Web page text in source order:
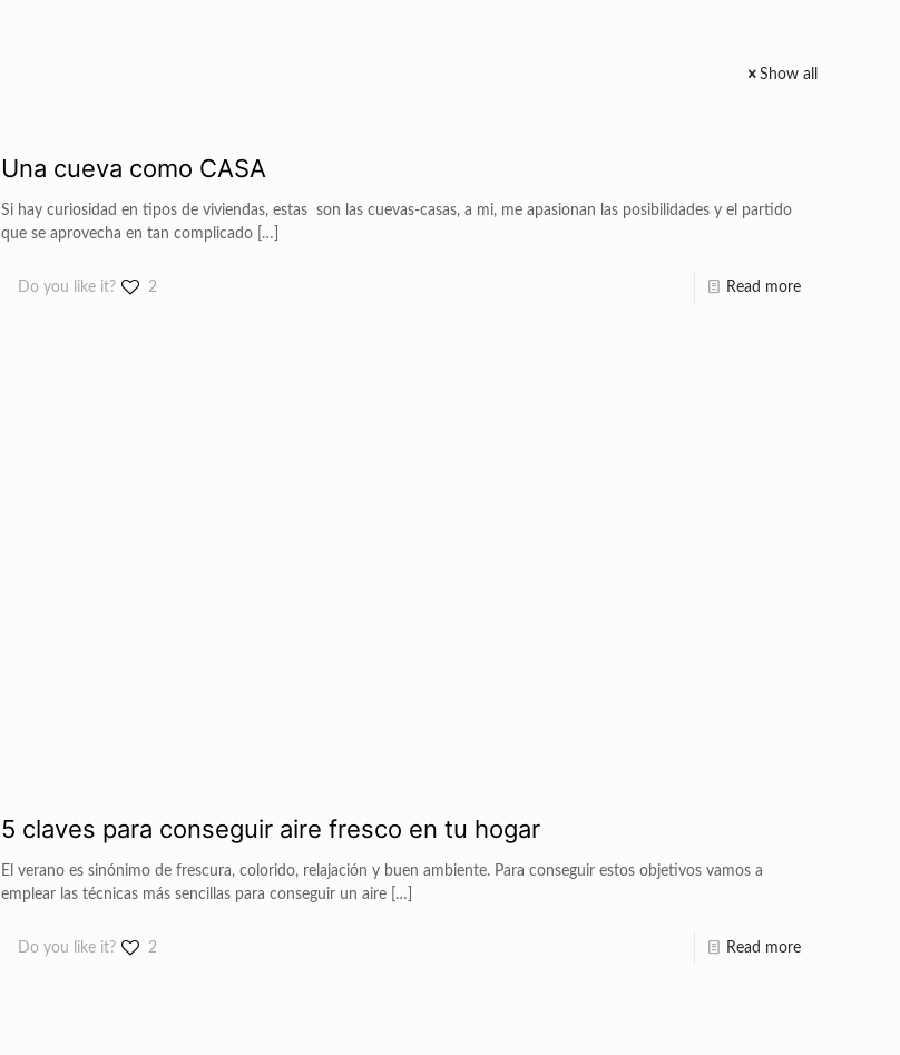
Show all
Una cueva como CASA
Si hay curiosidad en tipos de viviendas, estas son las cuevas-casas, a mi, me apasionan las posibilidades y el partido
que se aprovecha en tan complicado[…]
Do you like it? 2 Read more
5 claves para conseguir aire fresco en tu hogar
El verano es sinónimo de frescura, colorido, relajación y buen ambiente. Para conseguir estos objetivos vamos a
emplear las técnicas más sencillas para conseguir un aire[…]
Do you like it? 2 Read more